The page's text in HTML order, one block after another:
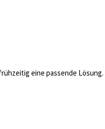
eine passende Lösung.